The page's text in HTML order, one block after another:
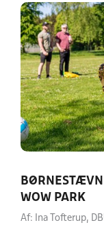
WOW PARK
Af: Ina Tofterup,